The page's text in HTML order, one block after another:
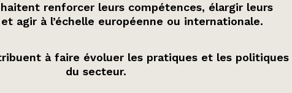
renforcer leurs compétences, élargir leurs
agir à l’échelle européenne ou internationale.
à faire évoluer les pratiques et les politiques
du secteur.